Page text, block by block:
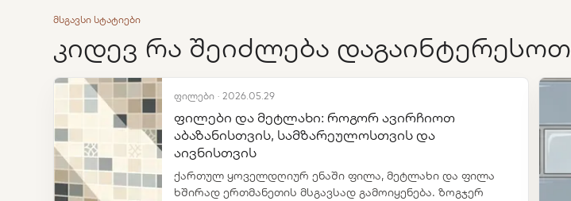
მსგავსი სტატიები
კიდევ რა შეიძლება დაგაინტერესოთ
ფილები · 2026.05.29
ფილები და მეტლახი: როგორ ავირჩიოთ
აბაზანისთვის, სამზარეულოსთვის და
აივნისთვის
ქართულ ყოველდღიურ ენაში ფილა, მეტლახი და ფილა
ხშირად ერთმანეთის მსგავსად გამოიყენება. ზოგჯერ